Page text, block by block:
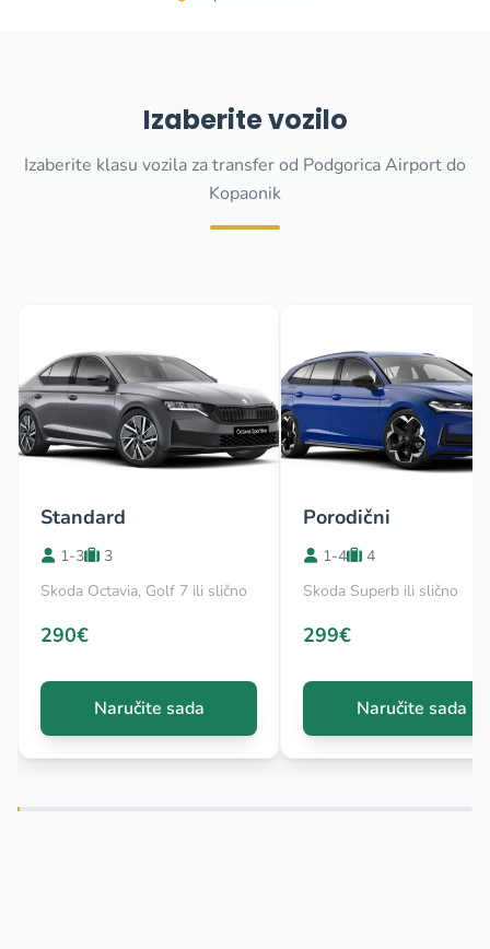
Izaberite vozilo
Izaberite klasu vozila za transfer od Podgorica Airport do
Kopaonik
Standard
1-3
3
Skoda Octavia, Golf 7 ili slično
290€
Naručite sada
Porodični
1-4
4
Skoda Superb ili slično
299€
Naručite sada